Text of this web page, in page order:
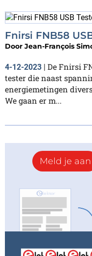
Fnirsi FNB58
Door Jean-François
4-12-2023 | De Fnirsi
tester die naast
energiemetingen
We gaan er m...
Meld je aan